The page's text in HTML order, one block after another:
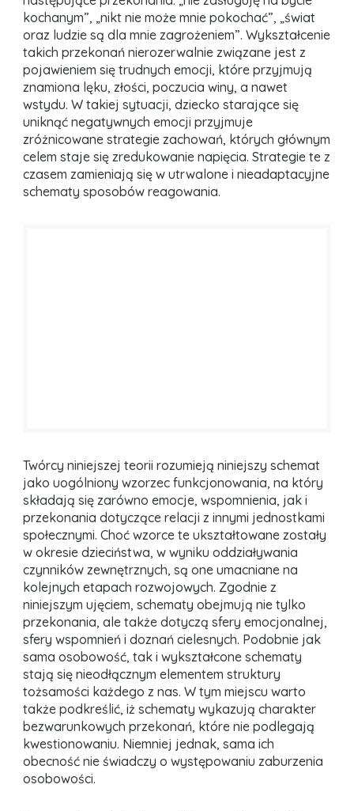
kochanym”, „nikt nie może mnie pokochać”, „świat
oraz ludzie są dla mnie zagrożeniem”. Wykształcenie
takich przekonań nierozerwalnie związane jest z
pojawieniem się trudnych emocji, które przyjmują
znamiona lęku, złości, poczucia winy, a nawet
wstydu. W takiej sytuacji, dziecko starające się
uniknąć negatywnych emocji przyjmuje
zróżnicowane strategie zachowań, których głównym
celem staje się zredukowanie napięcia. Strategie te z
czasem zamieniają się w utrwalone i nieadaptacyjne
schematy sposobów reagowania.
Twórcy niniejszej teorii rozumieją niniejszy schemat
jako uogólniony wzorzec funkcjonowania, na który
składają się zarówno emocje, wspomnienia, jak i
przekonania dotyczące relacji z innymi jednostkami
społecznymi. Choć wzorce te ukształtowane zostały
w okresie dzieciństwa, w wyniku oddziaływania
czynników zewnętrznych, są one umacniane na
kolejnych etapach rozwojowych. Zgodnie z
niniejszym ujęciem, schematy obejmują nie tylko
przekonania, ale także dotyczą sfery emocjonalnej,
sfery wspomnień i doznań cielesnych. Podobnie jak
sama osobowość, tak i wykształcone schematy
stają się nieodłącznym elementem struktury
tożsamości każdego z nas. W tym miejscu warto
także podkreślić, iż schematy wykazują charakter
bezwarunkowych przekonań, które nie podlegają
kwestionowaniu. Niemniej jednak, sama ich
obecność nie świadczy o występowaniu zaburzenia
osobowości.